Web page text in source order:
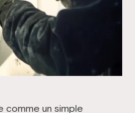
comme un simple